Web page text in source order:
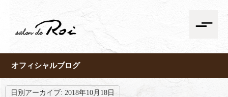
オフィシャルブログ
日別アーカイブ: 2018年10月18日